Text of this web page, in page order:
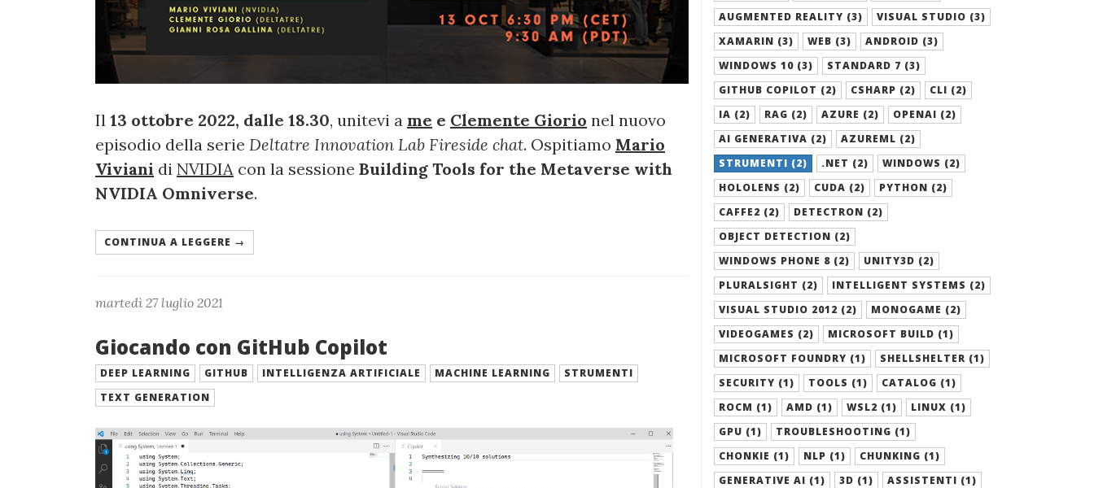
Il 13 ottobre 2022, dalle 18.30, unitevi a me e Clemente Giorio nel nuovo
episodio della serie Deltatre Innovation Lab Fireside chat. Ospitiamo Mario
Viviani di NVIDIA con la sessione Building Tools for the Metaverse with
NVIDIA Omniverse.
CONTINUA A LEGGERE →
martedì 27 luglio 2021
Giocando con GitHub Copilot
DEEP LEARNING GITHUB INTELLIGENZA ARTIFICIALE MACHINE LEARNING
STRUMENTI
TEXT GENERATION
AUGMENTED REALITY (3)
VISUAL STUDIO (3)
XAMARIN (3)
WEB (3)
ANDROID (3)
WINDOWS 10 (3)
STANDARD 7 (3)
GITHUB COPILOT (2)
CSHARP (2)
CLI (2)
IA (2)
RAG (2) AZURE (2)
OPENAI (2)
AI GENERATIVA (2)
AZUREML (2)
STRUMENTI (2)
.NET (2)
WINDOWS (2)
HOLOLENS (2)
CUDA (2)
PYTHON (2)
CAFFE2 (2)
DETECTRON (2)
OBJECT DETECTION (2)
WINDOWS PHONE 8 (2)
UNITY3D (2)
PLURALSIGHT (2)
INTELLIGENT SYSTEMS (2)
VISUAL STUDIO 2012 (2)
MONOGAME (2)
VIDEOGAMES (2)
MICROSOFT BUILD (1)
MICROSOFT FOUNDRY (1)
SHELLSHELTER (1)
SECURITY (1)
TOOLS (1)
CATALOG (1)
ROCM (1)
AMD (1) WSL2 (1)
LINUX (1)
GPU (1)
TROUBLESHOOTING (1)
CHONKIE (1)
NLP (1)
CHUNKING (1)
GENERATIVE AI (1)
3D (1)
ASSISTENTI (1)